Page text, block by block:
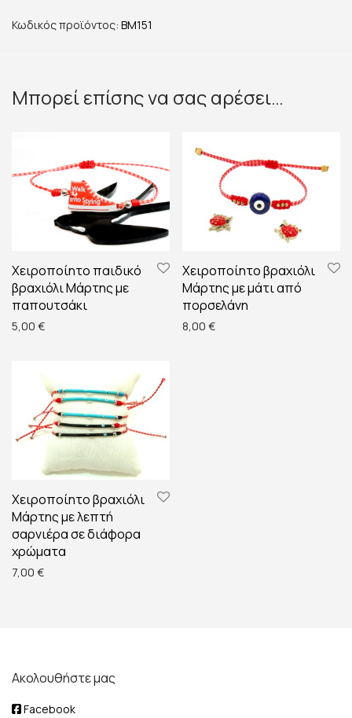
Κωδικός προϊόντος: BM151
Μπορεί επίσης να σας αρέσει…
Χειροποίητο παιδικό
βραχιόλι Μάρτης με
παπουτσάκι
5,00 €
Χειροποίητο βραχιόλι
Μάρτης με μάτι από
πορσελάνη
8,00 €
Χειροποίητο βραχιόλι
Μάρτης με λεπτή
σαρνιέρα σε διάφορα
χρώματα
7,00 €
Ακολουθήστε μας
Facebook